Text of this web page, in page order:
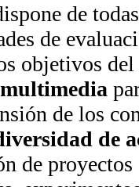
de
de
objetivos del
de los
de
de